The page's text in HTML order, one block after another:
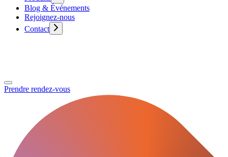
Blog & Événements
Rejoignez-nous
Contact
Prendre rendez-vous